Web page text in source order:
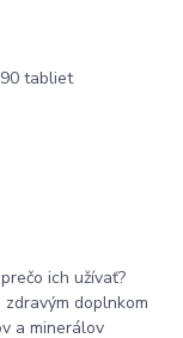
ich užívať?
doplnkom
a minerálov